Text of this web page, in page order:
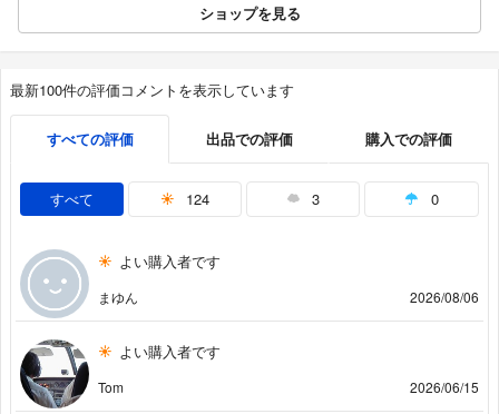
ショップを見る
最新100件の評価コメントを表示しています
すべての評価 出品での評価 購入での評価
すべて 124 3 0
よい購入者です
まゆん 2026/08/06
よい購入者です
Tom 2026/06/15